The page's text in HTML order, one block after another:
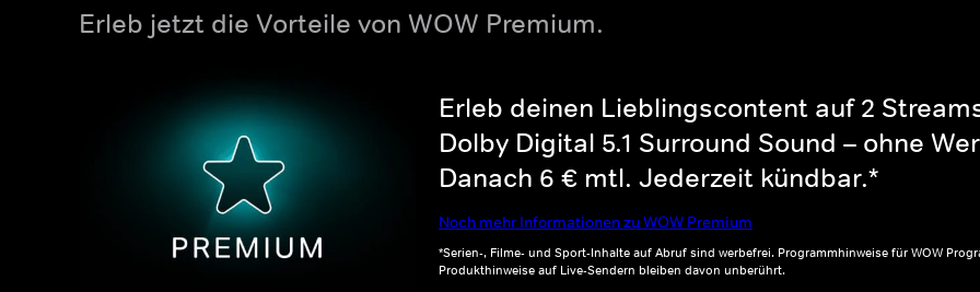
Erleb jetzt die Vorteile von WOW Premium.
Erleb deinen Lieblingscontent auf 2
Dolby Digital 5.1 Surround Sound – ohne
Danach 6 € mtl. Jederzeit kündbar.*
Noch mehr Informationen zu WOW Premium
*Serien-, Filme- und Sport-Inhalte auf Abruf sind werbefrei. Programmhinweise für WOW
Produkthinweise auf Live-Sendern bleiben davon unberührt.